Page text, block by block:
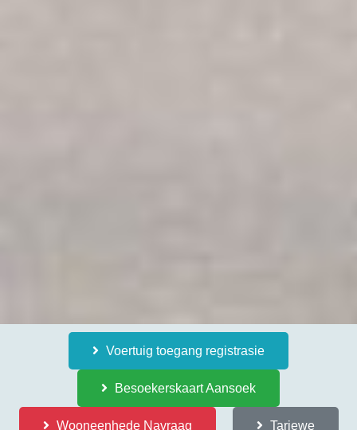
Voertuig toegang registrasie
Besoekerskaart Aansoek
Wooneenhede Navraag Tariewe